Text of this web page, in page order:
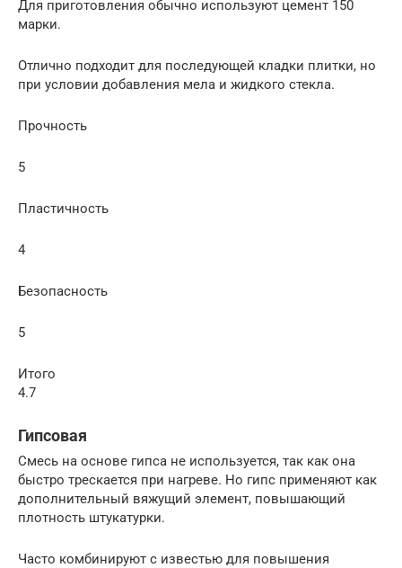
Для приготовления обычно используют цемент 150
марки.
Отлично подходит для последующей кладки плитки, но
при условии добавления мела и жидкого стекла.
Прочность
5
Пластичность
4
Безопасность
5
Итого
4.7
Гипсовая
Смесь на основе гипса не используется, так как она
быстро трескается при нагреве. Но гипс применяют как
дополнительный вяжущий элемент, повышающий
плотность штукатурки.
Часто комбинируют с известью для повышения